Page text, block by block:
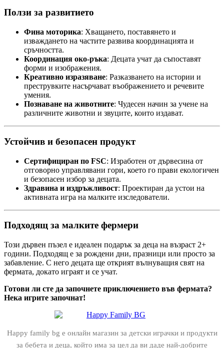
Ползи за развитието
Фина моторика: Хващането, поставянето и
изваждането на частите развива координацията и
сръчността.
Координация око-ръка: Децата учат да съпоставят
форми и изображения.
Креативно изразяване: Разказването на истории и
преструвките насърчават въображението и речевите
умения.
Познаване на животните: Чудесен начин за учене на
различните животни и звуците, които издават.
Устойчив и безопасен продукт
Сертифициран по FSC: Изработен от дървесина от
отговорно управлявани гори, което го прави екологичен
и безопасен избор за децата.
Здравина и издръжливост: Проектиран да устои на
активната игра на малките изследователи.
Подходящ за малките фермери
Този дървен пъзел е идеален подарък за деца на възраст 2+
години. Подходящ е за рождени дни, празници или просто за
забавление. С него децата ще открият вълнуващия свят на
фермата, докато играят и се учат.
Готови ли сте да започнете приключението във фермата?
Нека игрите започнат!
Happy family bg е онлайн магазин за детски играчки и продукти
за бебета и деца, който има за цел да ви даде най-добрите